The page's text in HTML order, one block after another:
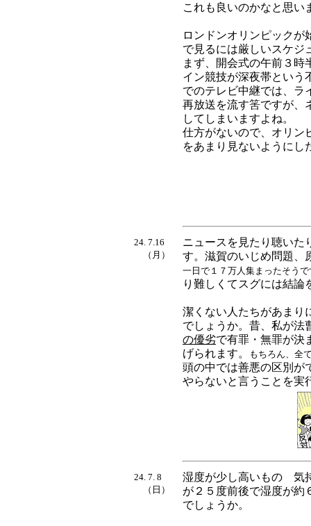
これも良いのかなと思い
ロンドンオリンピックが
で見るには厳しいスケジ
まず、開会式の午前３時
イン競技が深夜帯という
でのテレビ中継では、ラ
再放送を流す筈ですが、
してしまいますよね。
仕方がないので、オリン
をあまり見ないようにし
24. 7.16
（月）
ニュースを見たり聴いた
す。滋賀のいじめ問題、
一日で１７万人集まったそうで
り難しくてスグには結論
潔くない人たちがあまり
でしょうか。昔、私が法
の優劣で有罪・無罪が決
げられます。
もちろん、全
頭の中では善悪の区別が
やらないと言うことを実
24. 7. 8
（日）
湿度が少し高いものゝ気
が２５度前後で湿度が約
でしょうか。